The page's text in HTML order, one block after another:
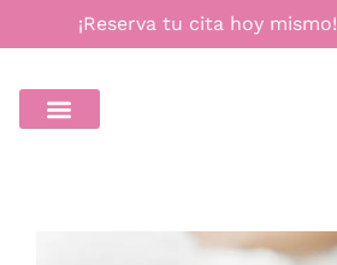
¡Reserva tu cita hoy mismo!